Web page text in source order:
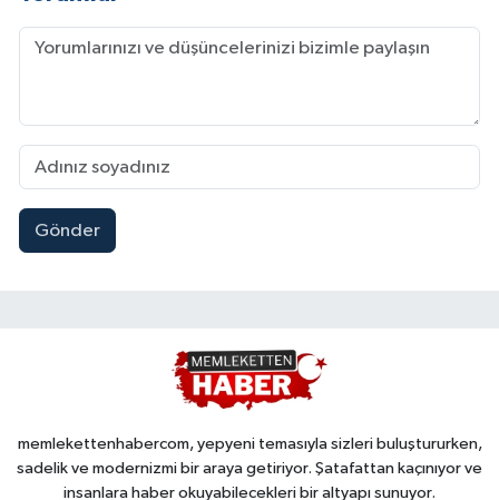
Gönder
memlekettenhabercom, yepyeni temasıyla sizleri buluştururken,
sadelik ve modernizmi bir araya getiriyor. Şatafattan kaçınıyor ve
insanlara haber okuyabilecekleri bir altyapı sunuyor.